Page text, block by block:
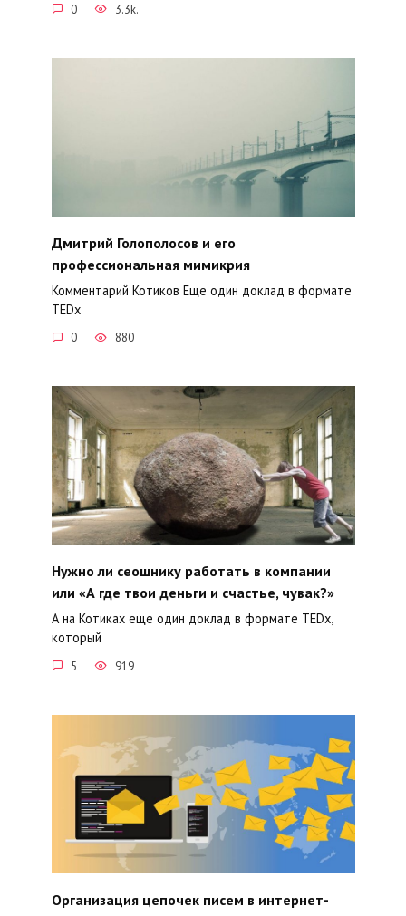
0 3.3k.
Дмитрий Голополосов и его
профессиональная мимикрия
Комментарий Котиков Еще один доклад в формате
TEDx
0 880
Нужно ли сеошнику работать в компании
или «А где твои деньги и счастье, чувак?»
А на Котиках еще один доклад в формате TEDx,
который
5 919
Организация цепочек писем в интернет-